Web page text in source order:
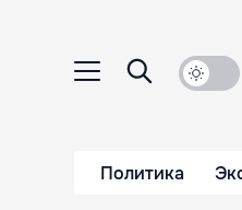
Политика